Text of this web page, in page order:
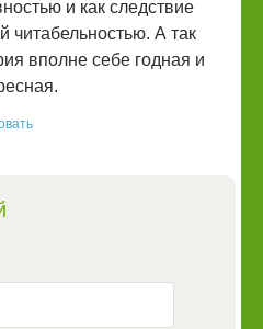
и как следствие
читабельностью. А так
вполне себе годная и